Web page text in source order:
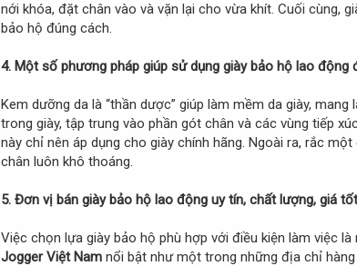
nới khóa, đặt chân vào và vặn lại cho vừa khít. Cuối cùng,
bảo hộ đúng cách.
4. Một số phương pháp giúp sử dụng giày bảo hộ lao động
Kem dưỡng da là “thần dược” giúp làm mềm da giày,
trong giày, tập trung vào phần gót chân và các vùng tiếp
này chỉ nên áp dụng cho giày chính hãng. Ngoài ra, rắc
chân luôn khô thoáng.
5. Đơn vị bán giày bảo hộ lao động uy tín, chất lượng, giá tốt
Việc chọn lựa giày bảo hộ phù hợp với điều kiện làm việc
Jogger Việt Nam nổi bật như một trong những địa chỉ